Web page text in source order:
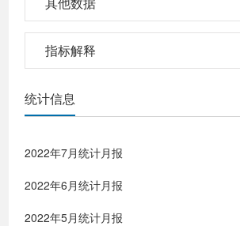
指标解释
统计信息
2022年7月统计月报
2022年6月统计月报
2022年5月统计月报